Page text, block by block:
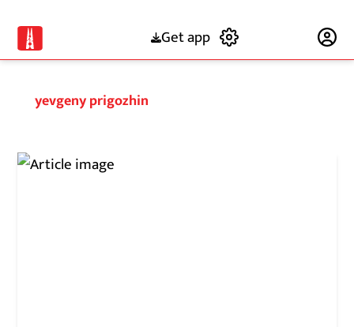
Get app
yevgeny prigozhin